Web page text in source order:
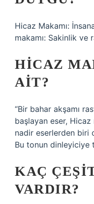
Hicaz Makamı:
makamı: Sakinlik ve
HICAZ
AIT?
“Bir bahar akşamı
başlayan eser,
nadir eserlerden biri
Bu tonun dinleyiciye
KAÇ
VARDIR?